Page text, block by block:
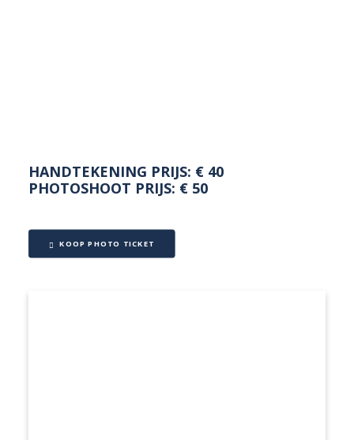
HANDTEKENING PRIJS: € 40
PHOTOSHOOT PRIJS: € 50
KOOP PHOTO TICKET